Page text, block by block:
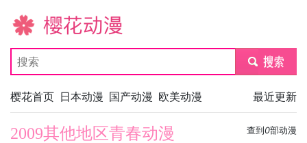
樱花动漫
submit
樱花首页 日本动漫 国产动漫 欧美动漫 最近更新
查到 0部动漫
2009其他地区青春动漫